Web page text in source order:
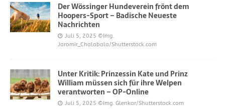
Der Wössinger Hundeverein frönt dem
Hoopers-Sport – Badische Neueste
Nachrichten
Juli 5, 2025 ©Img.
Jaromir_Chalabala/Shutterstock.com
Unter Kritik: Prinzessin Kate und Prinz
William müssen sich für ihre Welpen
verantworten – OP-Online
Juli 5, 2025 ©Img. Glenkar/Shutterstock.com